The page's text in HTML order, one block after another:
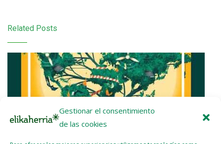
Gestionar el consentimiento
de las cookies
Related Posts